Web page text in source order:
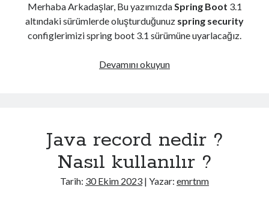
Merhaba Arkadaşlar, Bu yazımızdaSpring Boot 3.1
altındaki sürümlerde oluşturduğunuz spring security
configlerimizi spring boot 3.1 sürümüne uyarlacağız.
Devamını okuyunSpring
Boot
Yükseltme
Java record nedir ?
Nasıl kullanılır ?
Tarih: 30 Ekim 2023 | Yazar: emrtnm